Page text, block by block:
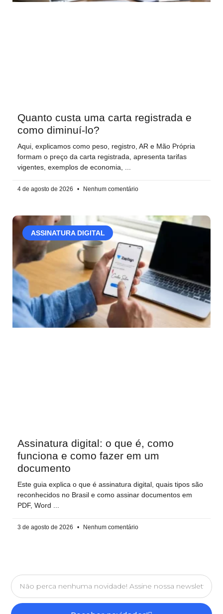
Quanto custa uma carta registrada e
como diminuí-lo?
Aqui, explicamos como peso, registro, AR e Mão Própria
formam o preço da carta registrada, apresenta tarifas
vigentes, exemplos de economia,
4 de agosto de 2026 Nenhum comentário
ASSINATURA DIGITAL
Assinatura digital: o que é, como
funciona e como fazer em um
documento
Este guia explica o que é assinatura digital, quais tipos são
reconhecidos no Brasil e como assinar documentos em
PDF, Word
3 de agosto de 2026 Nenhum comentário